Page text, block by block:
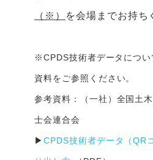
（※）
を会場までお持ち
※CPDS技術者データについ
資料をご参照ください。
参考資料：（一社）全国土
士会連合会
▶ CPDS技術者データ（QR